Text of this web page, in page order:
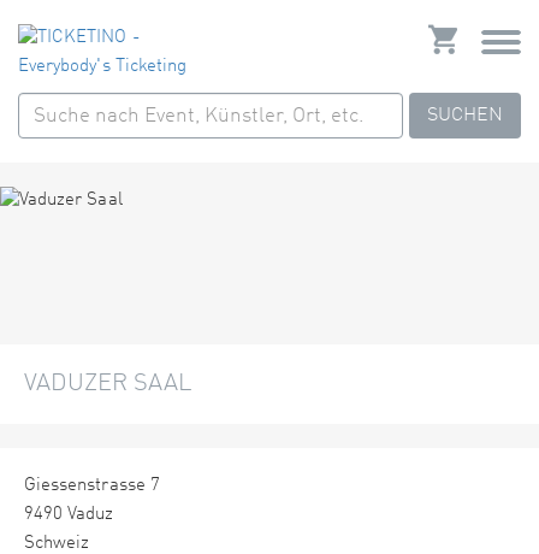
SUCHEN
VADUZER SAAL
Giessenstrasse 7
9490 Vaduz
Schweiz